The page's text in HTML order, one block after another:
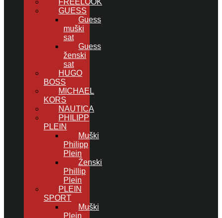
FREELOOK
GUESS
Guess
muški
sat
Guess
ženski
sat
HUGO
BOSS
MICHAEL
KORS
NAUTICA
PHILIPP
PLEIN
Muški
Philipp
Plein
Ženski
Phillip
Plein
PLEIN
SPORT
Muški
Plein